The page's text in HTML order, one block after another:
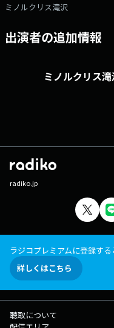
ミノルクリス滝沢
出演者の追加情報
ミノルクリス滝
radiko.jp
ラジコプレミアムに登録す
詳しくはこちら
聴取について